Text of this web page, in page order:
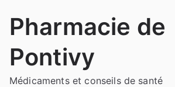
Pharmacie de
Pontivy
Médicaments et conseils de santé